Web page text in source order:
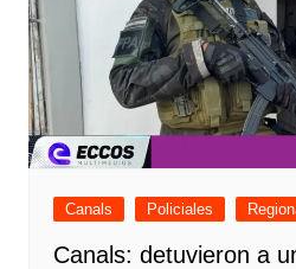
Canals Policiales
Canals: detuvieron a